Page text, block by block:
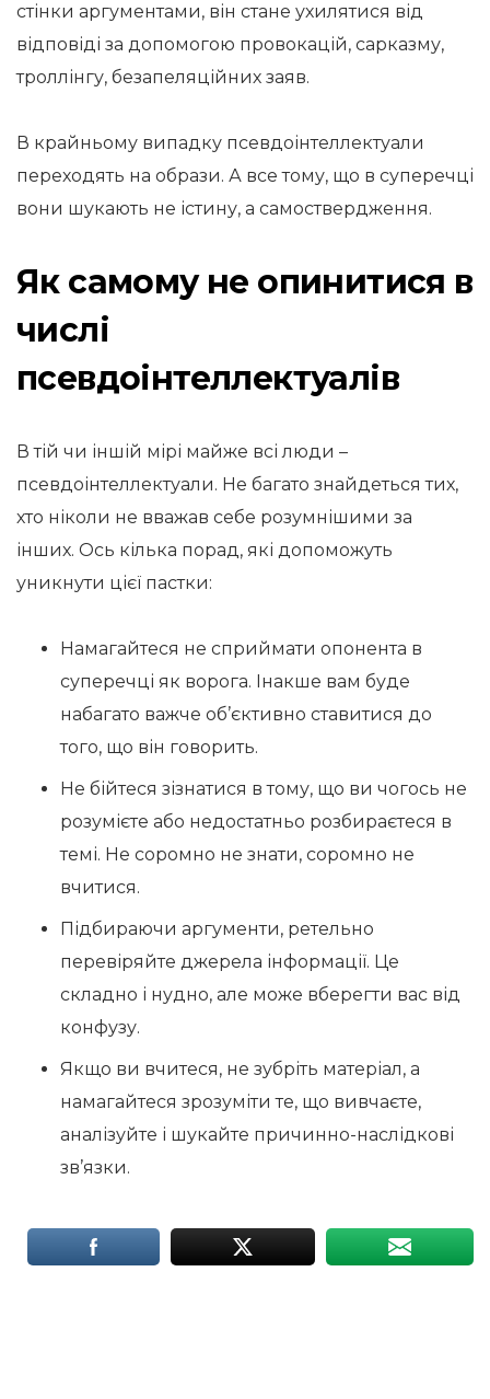
стінки аргументами, він стане ухилятися від
відповіді за допомогою провокацій, сарказму,
троллінгу, безапеляційних заяв.
В крайньому випадку псевдоінтеллектуали
переходять на образи. А все тому, що в суперечці
вони шукають не істину, а самоствердження.
Як самому не опинитися в
числі
псевдоінтеллектуалів
В тій чи іншій мірі майже всі люди –
псевдоінтеллектуали. Не багато знайдеться тих,
хто ніколи не вважав себе розумнішими за
інших. Ось кілька порад, які допоможуть
уникнути цієї пастки:
Намагайтеся не сприймати опонента в
суперечці як ворога. Інакше вам буде
набагато важче об’єктивно ставитися до
того, що він говорить.
Не бійтеся зізнатися в тому, що ви чогось не
розумієте або недостатньо розбираєтеся в
темі. Не соромно не знати, соромно не
вчитися.
Підбираючи аргументи, ретельно
перевіряйте джерела інформації. Це
складно і нудно, але може вберегти вас від
конфузу.
Якщо ви вчитеся, не зубріть матеріал, а
намагайтеся зрозуміти те, що вивчаєте,
аналізуйте і шукайте причинно-наслідкові
зв’язки.